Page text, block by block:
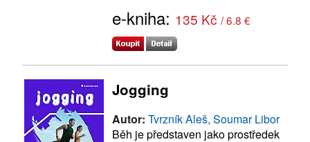
e-kniha: 135 Kč / 6.8 €
Jogging
Autor: Tvrzník Aleš, Soumar Libor
Běh je představen jako prostředek